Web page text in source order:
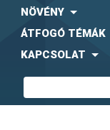
NÖVÉNY
ÁTFOGÓ TÉMÁK
KAPCSOLAT